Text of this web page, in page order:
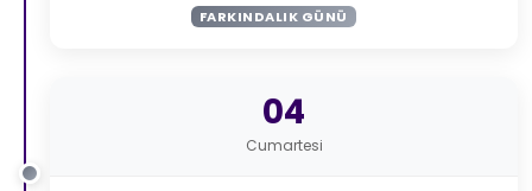
FARKINDALIK GÜNÜ
04
Cumartesi